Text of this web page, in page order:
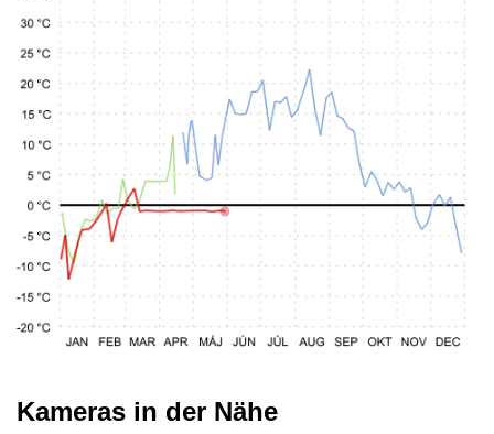
Kameras in der Nähe